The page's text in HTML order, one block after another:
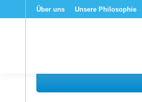
Über uns Unsere Philosophie